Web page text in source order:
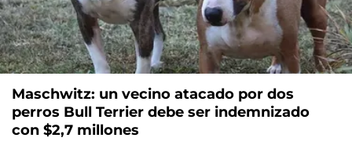
Maschwitz: un vecino atacado por dos
perros Bull Terrier debe ser indemnizado
con $2,7 millones